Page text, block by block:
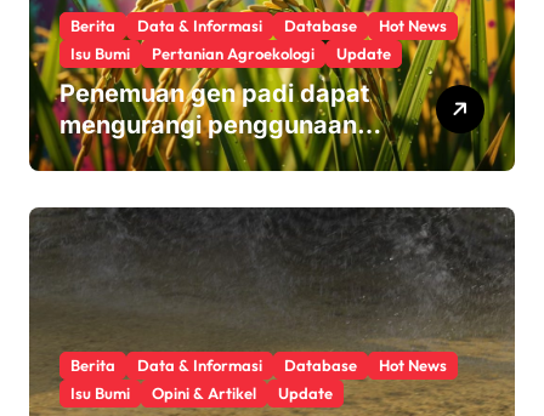
Berita Data & Informasi Database
Hot News
Isu Bumi
Pertanian Agroekologi Update
Penemuan gen padi dapat
mengurangi penggunaan
pupuk sekaligus melindungi
Berita Data & Informasi Database
Hot News
Isu Bumi
Opini & Artikel Update